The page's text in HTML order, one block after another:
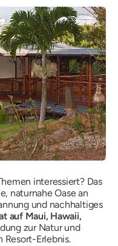
interessiert? Das
naturnahe Oase an
und nachhaltiges
auf Maui, Hawaii,
zur Natur und
Resort-Erlebnis.